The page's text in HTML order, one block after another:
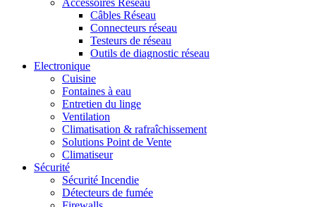
Câbles Réseau
Connecteurs réseau
Testeurs de réseau
Outils de diagnostic réseau
Electronique
Cuisine
Fontaines à eau
Entretien du linge
Ventilation
Climatisation & rafraîchissement
Solutions Point de Vente
Climatiseur
Sécurité
Sécurité Incendie
Détecteurs de fumée